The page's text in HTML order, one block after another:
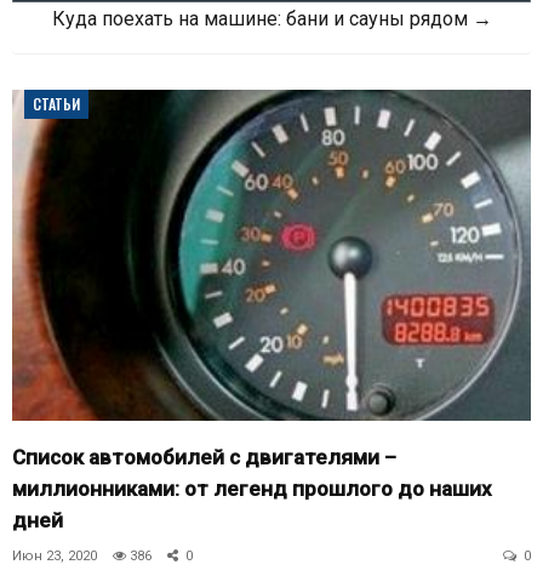
Куда поехать на машине: бани и сауны рядом →
СТАТЬИ
Список автомобилей с двигателями –
миллионниками: от легенд прошлого до наших
дней
Июн 23, 2020 386 0 0